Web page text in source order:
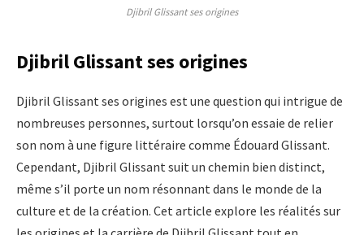
Djibril Glissant ses origines
Djibril Glissant ses origines
Djibril Glissant ses origines est une question qui intrigue de
nombreuses personnes, surtout lorsqu’on essaie de relier
son nom à une figure littéraire comme Édouard Glissant.
Cependant, Djibril Glissant suit un chemin bien distinct,
même s’il porte un nom résonnant dans le monde de la
culture et de la création. Cet article explore les réalités sur